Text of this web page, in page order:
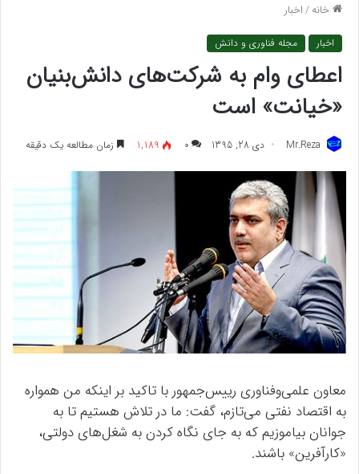
خانه/اخبار
اخبار مجله فناوری و دانش
اعطای وام به شرکت‌های دانش‌بنیان
«خیانت» است
Mr.Reza دی 28, 1395 ۰ 1,189 زمان مطالعه یک دقیقه
معاون علمی‌وفناوری رییس‌جمهور با تاکید بر اینکه من همواره
به اقتصاد نفتی می‌تازم، گفت: ما در تلاش هستیم تا به
جوانان بیاموزیم که به جای نگاه کردن به شغل‌های دولتی،
«کارآفرین» باشند.